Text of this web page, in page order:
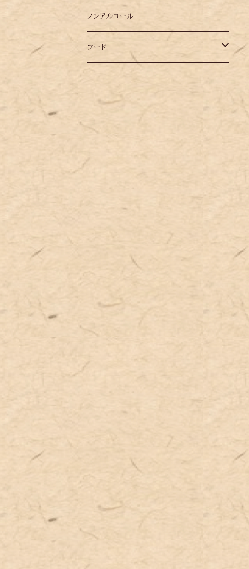
ギリシャ
スペイン
ノンアルコール
フード